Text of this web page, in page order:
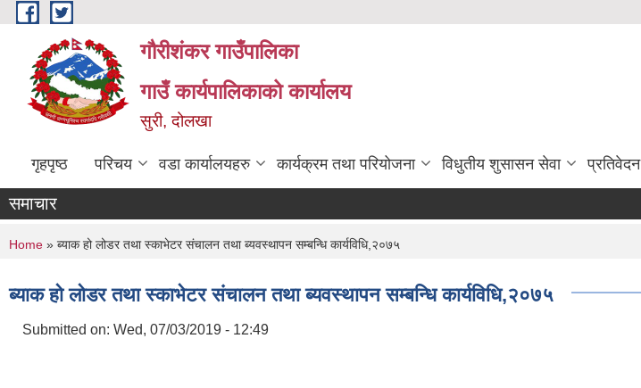
Skip to main content
गौरीशंकर गाउँपालिका
गाउँ कार्यपालिकाको कार्यालय
सुरी, दोलखा
गृहपृष्ठ परिचय वडा कार्यालयहरु कार्यक्रम तथा परियोजना विधुतीय शुसासन सेवा प्रतिवेदन
समाचार
You are here
Home » ब्याक हो लोडर तथा स्काभेटर संचालन तथा ब्यवस्थापन सम्बन्धि कार्यविधि,२०७५
ब्याक हो लोडर तथा स्काभेटर संचालन तथा ब्यवस्थापन सम्बन्धि कार्यविधि,२०७५
Submitted on: Wed, 07/03/2019 - 12:49